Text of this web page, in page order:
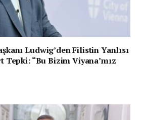
Ludwig’den Filistin Yanlısı
Tepki: “Bu Bizim Viyana’mız